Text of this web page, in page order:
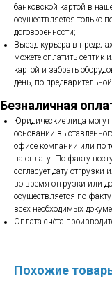
банковской картой в
осуществляется только
договоренности;
Выезд курьера в
можете оплатить септик
картой и забрать
день, по
Безналичная
Юридические лица могут
основании
офисе компании или по
на оплату. По факту
согласует дату
во время отгрузки или
осуществляется по
всех необходимых
Оплата счёта
Похожие